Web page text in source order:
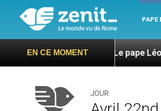
PAPE
EN CE MOMENT
Le pape Léon XIV évoque un
JOUR